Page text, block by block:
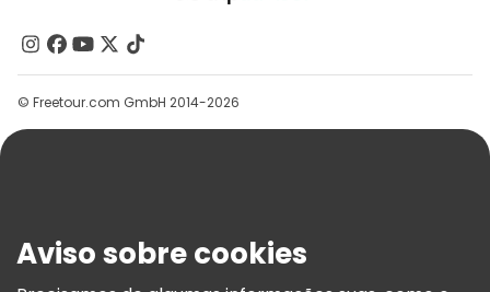
Contacte-Nos
Grupos
Ajuda
Termos E Informações Legais
Política De Cookies
© Freetour.com GmbH 2014-2026
Aviso sobre cookies